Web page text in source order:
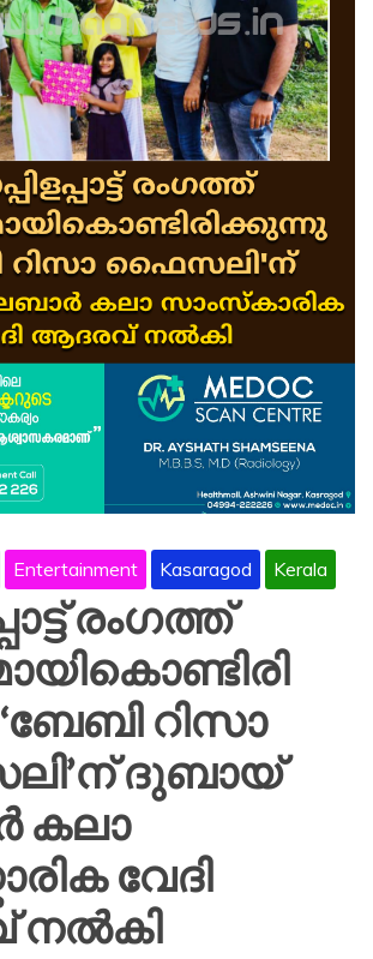
Entertainment Kasaragod Kerala
രംഗത്ത്
റിസാ
ദുബായ്
കലാ
വേദി
നൽകി